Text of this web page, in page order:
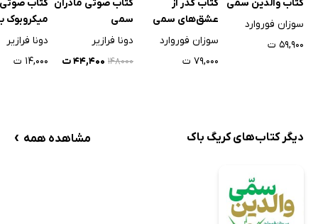
کتاب والدین سمی
سوزان فوروارد
۵۹,۹۰۰ ت
کتاب گذر از
عشق‌های سمی
سوزان فوروارد
۷۹,۰۰۰ ت
کتاب صوتی مادران
سمی
دونا فرازیر
۱۴۸۰۰۰ ۴۴,۴۰۰ ت
کتاب صوتی
میکروبوک
خواهی
دونا فرازیر
۱۴,۰۰۰ ت
دیگر کتاب‌های کریگ باک مشاهده همه ›